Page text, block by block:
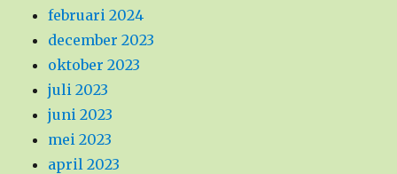
februari 2024
december 2023
oktober 2023
juli 2023
juni 2023
mei 2023
april 2023